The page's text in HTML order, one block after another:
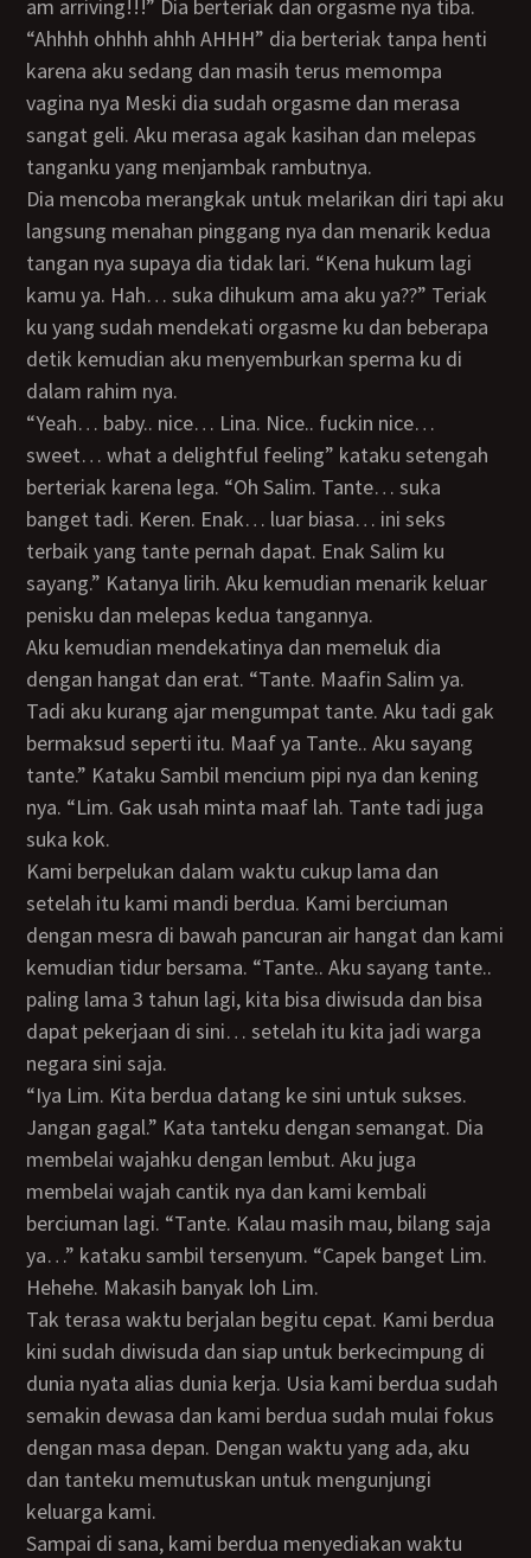
am arriving!!!” Dia berteriak dan orgasme nya tiba.
“Ahhhh ohhhh ahhh AHHH” dia berteriak tanpa henti
karena aku sedang dan masih terus memompa
vagina nya Meski dia sudah orgasme dan merasa
sangat geli. Aku merasa agak kasihan dan melepas
tanganku yang menjambak rambutnya.
Dia mencoba merangkak untuk melarikan diri tapi aku
langsung menahan pinggang nya dan menarik kedua
tangan nya supaya dia tidak lari. “Kena hukum lagi
kamu ya. Hah… suka dihukum ama aku ya??” Teriak
ku yang sudah mendekati orgasme ku dan beberapa
detik kemudian aku menyemburkan sperma ku di
dalam rahim nya.
“Yeah… baby.. nice… Lina. Nice.. fuckin nice…
sweet… what a delightful feeling” kataku setengah
berteriak karena lega. “Oh Salim. Tante… suka
banget tadi. Keren. Enak… luar biasa… ini seks
terbaik yang tante pernah dapat. Enak Salim ku
sayang.” Katanya lirih. Aku kemudian menarik keluar
penisku dan melepas kedua tangannya.
Aku kemudian mendekatinya dan memeluk dia
dengan hangat dan erat. “Tante. Maafin Salim ya.
Tadi aku kurang ajar mengumpat tante. Aku tadi gak
bermaksud seperti itu. Maaf ya Tante.. Aku sayang
tante.” Kataku Sambil mencium pipi nya dan kening
nya. “Lim. Gak usah minta maaf lah. Tante tadi juga
suka kok.
Kami berpelukan dalam waktu cukup lama dan
setelah itu kami mandi berdua. Kami berciuman
dengan mesra di bawah pancuran air hangat dan kami
kemudian tidur bersama. “Tante.. Aku sayang tante..
paling lama 3 tahun lagi, kita bisa diwisuda dan bisa
dapat pekerjaan di sini… setelah itu kita jadi warga
negara sini saja.
“Iya Lim. Kita berdua datang ke sini untuk sukses.
Jangan gagal.” Kata tanteku dengan semangat. Dia
membelai wajahku dengan lembut. Aku juga
membelai wajah cantik nya dan kami kembali
berciuman lagi. “Tante. Kalau masih mau, bilang saja
ya…” kataku sambil tersenyum. “Capek banget Lim.
Hehehe. Makasih banyak loh Lim.
Tak terasa waktu berjalan begitu cepat. Kami berdua
kini sudah diwisuda dan siap untuk berkecimpung di
dunia nyata alias dunia kerja. Usia kami berdua sudah
semakin dewasa dan kami berdua sudah mulai fokus
dengan masa depan. Dengan waktu yang ada, aku
dan tanteku memutuskan untuk mengunjungi
keluarga kami.
Sampai di sana, kami berdua menyediakan waktu